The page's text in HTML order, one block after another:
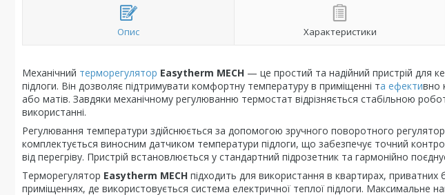
Опис Характеристики
Механічний терморегулятор Easytherm MECH — це простий та надійний пристрій для
підлоги. Він дозволяє підтримувати комфортну температуру в приміщенні та ефективно
або матів. Завдяки механічному регулюванню термостат відрізняється стабільною
використанні.
Регулювання температури здійснюється за допомогою зручного поворотного
комплектується виносним датчиком температури підлоги, що забезпечує точний
від перегріву. Пристрій встановлюється у стандартний підрозетник та гармонійно
Терморегулятор Easytherm MECH підходить для використання в квартирах, приватних
приміщеннях, де використовується система електричної теплої підлоги. Максимальне